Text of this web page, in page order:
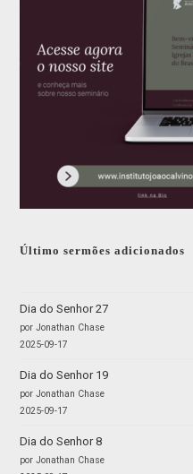
Último sermões adicionados
Dia do Senhor 27
por Jonathan Chase
2025-09-17
Dia do Senhor 19
por Jonathan Chase
2025-09-17
Dia do Senhor 8
por Jonathan Chase